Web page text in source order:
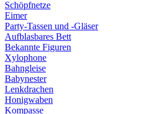
Schöpfnetze
Eimer
Party-Tassen und -Gläser
Aufblasbares Bett
Bekannte Figuren
Xylophone
Bahngleise
Babynester
Lenkdrachen
Honigwaben
Kompasse